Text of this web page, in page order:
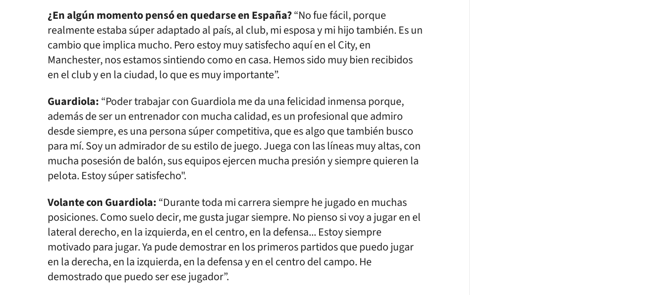
¿En algún momento pensó en quedarse en España?“No fue fácil, porque
realmente estaba súper adaptado al país, al club, mi esposa y mi hijo también. Es un
cambio que implica mucho. Pero estoy muy satisfecho aquí en el City, en
Manchester, nos estamos sintiendo como en casa. Hemos sido muy bien recibidos
en el club y en la ciudad, lo que es muy importante”.
Guardiola:“Poder trabajar con Guardiola me da una felicidad inmensa porque,
además de ser un entrenador con mucha calidad, es un profesional que admiro
desde siempre, es una persona súper competitiva, que es algo que también busco
para mí. Soy un admirador de su estilo de juego. Juega con las líneas muy altas, con
mucha posesión de balón, sus equipos ejercen mucha presión y siempre quieren la
pelota. Estoy súper satisfecho".
Volante con Guardiola:“Durante toda mi carrera siempre he jugado en muchas
posiciones. Como suelo decir, me gusta jugar siempre. No pienso si voy a jugar en el
lateral derecho, en la izquierda, en el centro, en la defensa... Estoy siempre
motivado para jugar. Ya pude demostrar en los primeros partidos que puedo jugar
en la derecha, en la izquierda, en la defensa y en el centro del campo. He
demostrado que puedo ser ese jugador”.